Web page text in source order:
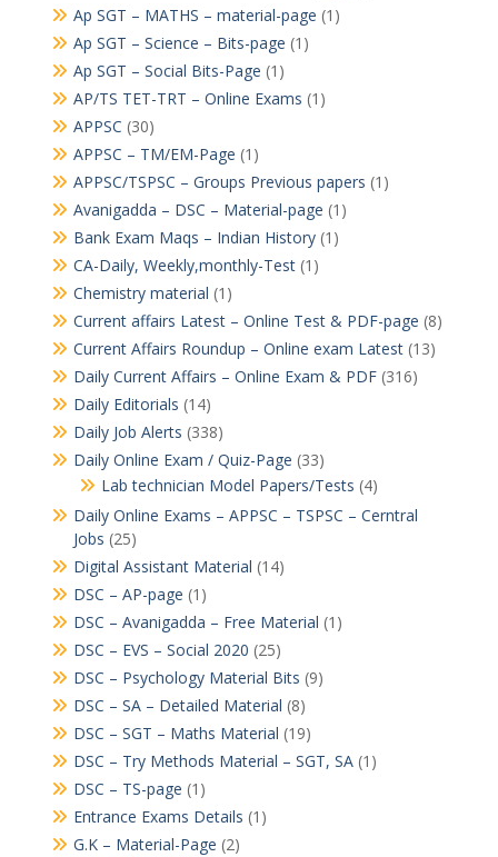
Ap SGT – MATHS – material-page (1)
Ap SGT – Science – Bits-page (1)
Ap SGT – Social Bits-Page (1)
AP/TS TET-TRT – Online Exams (1)
APPSC (30)
APPSC – TM/EM-Page (1)
APPSC/TSPSC – Groups Previous papers (1)
Avanigadda – DSC – Material-page (1)
Bank Exam Maqs – Indian History(1)
CA-Daily, Weekly,monthly-Test(1)
Chemistry material (1)
Current affairs Latest – Online Test & PDF-page (8)
Current Affairs Roundup – Online exam Latest(13)
Daily Current Affairs – Online Exam & PDF(316)
Daily Editorials (14)
Daily Job Alerts (338)
Daily Online Exam / Quiz-Page (33)
Lab technician Model Papers/Tests (4)
Daily Online Exams – APPSC – TSPSC – Cerntral
Jobs (25)
Digital Assistant Material (14)
DSC – AP-page (1)
DSC – Avanigadda – Free Material (1)
DSC – EVS – Social 2020 (25)
DSC – Psychology Material Bits (9)
DSC – SA – Detailed Material (8)
DSC – SGT – Maths Material (19)
DSC – Try Methods Material – SGT, SA(1)
DSC – TS-page (1)
Entrance Exams Details (1)
G.K – Material-Page (2)